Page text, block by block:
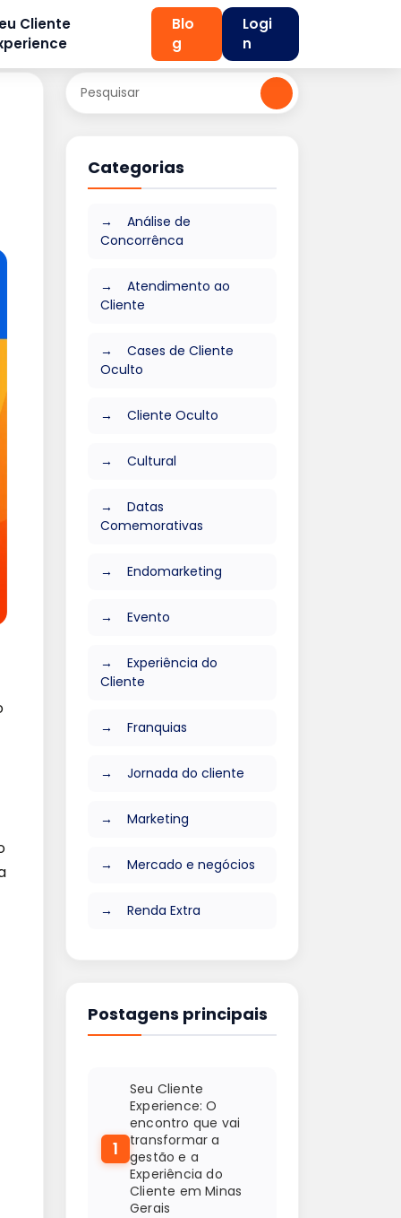
Cliente
Blo
g
Logi
n
Categorias
Análise de
Concorrênca
Atendimento ao
Cliente
Cases de Cliente
Oculto
Cliente Oculto
Cultural
Datas
Comemorativas
Endomarketing
Evento
Experiência do
Cliente
Franquias
Jornada do cliente
Marketing
Mercado e negócios
Renda Extra
Postagens principais
1
Seu Cliente
Experience: O
encontro que vai
transformar a
gestão e a
Experiência do
Cliente em Minas
Gerais